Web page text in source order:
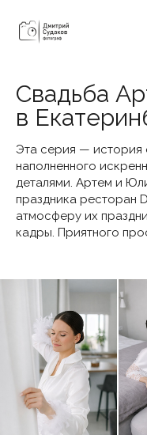
Свадьба
в
Эта серия — история
наполненного
деталями. Артем и
праздника ресторан
атмосферу их
кадры. Приятного